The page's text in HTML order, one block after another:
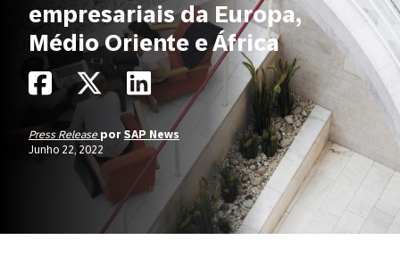
empresariais da Europa,
Médio Oriente e África
Press Release por SAP News
Junho 22, 2022